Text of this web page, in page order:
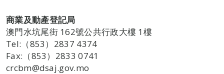
商業及動產登記局
澳門水坑尾街 162號公共行政大樓 1樓
Tel:（853）2837 4374
Fax:（853）2833 0741
crcbm@dsaj.gov.mo